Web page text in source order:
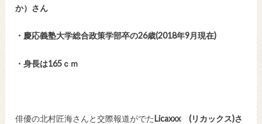
か）さん
・慶応義塾大学総合政策学部卒の26歳(2018年9月現在)
・身長は165ｃｍ
俳優の北村匠海さんと交際報道がでたLicaxxx (リカックス)さ